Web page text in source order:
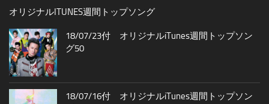
オリジナルITUNES週間トップソング
18/07/23付 オリジナルiTunes週間トップソン
グ50
18/07/16付 オリジナルiTunes週間トップソン